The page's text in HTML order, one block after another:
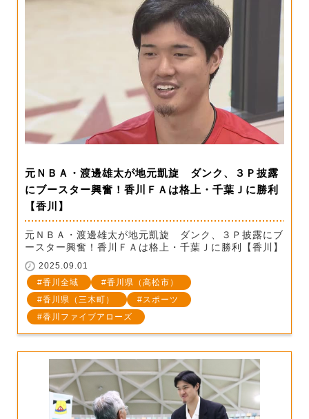
元ＮＢＡ・渡邊雄太が地元凱旋 ダンク、３Ｐ披露
にブースター興奮！香川ＦＡは格上・千葉Ｊに勝利
【香川】
元ＮＢＡ・渡邊雄太が地元凱旋 ダンク、３Ｐ披露にブ
ースター興奮！香川ＦＡは格上・千葉Ｊに勝利【香川】
2025.09.01
香川全域
香川県（高松市）
香川県（三木町）
スポーツ
香川ファイブアローズ